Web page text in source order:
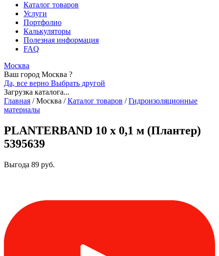
Каталог товаров
Услуги
Портфолио
Калькуляторы
Полезная информация
FAQ
Москва
Ваш город Москва ?
Да, все верно Выбрать другой
Загрузка каталога...
Главная /Москва / Каталог товаров / Гидроизоляционные
материалы
PLANTERBAND 10 х 0,1 м (Плантер)
5395639
Выгода 89 руб.